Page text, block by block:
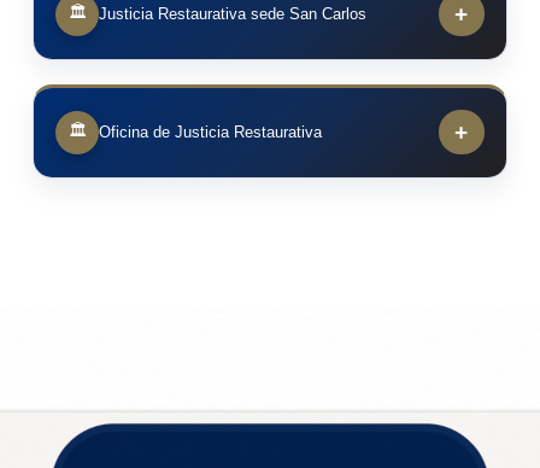
🏛 Justicia Restaurativa sede San Carlos +
🏛 Oficina de Justicia Restaurativa +